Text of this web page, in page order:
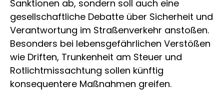
Sanktionen ab, sondern soll auch eine
gesellschaftliche Debatte über Sicherheit und
Verantwortung im Straßenverkehr anstoßen.
Besonders bei lebensgefährlichen Verstößen
wie Driften, Trunkenheit am Steuer und
Rotlichtmissachtung sollen künftig
konsequentere Maßnahmen greifen.